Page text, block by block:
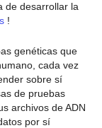
de desarrollar la
!
genéticas que
cada vez
sobre sí
de pruebas
archivos de ADN
por sí